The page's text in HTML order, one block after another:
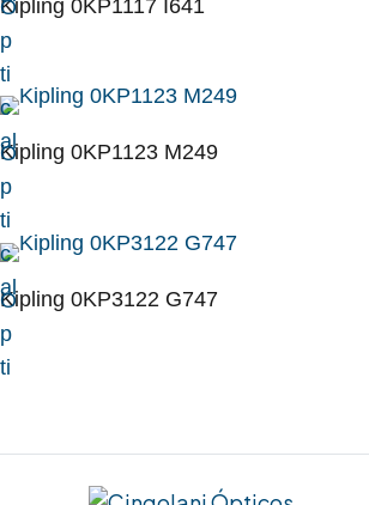
O
p
ti
c
al
Kipling 0KP1117 I641
O
p
ti
c
al
Kipling 0KP1123 M249
O
p
ti
Kipling 0KP3122 G747